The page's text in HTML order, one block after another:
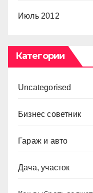
Июль 2012
Категории
Uncategorised
Бизнес советник
Гараж и авто
Дача, участок